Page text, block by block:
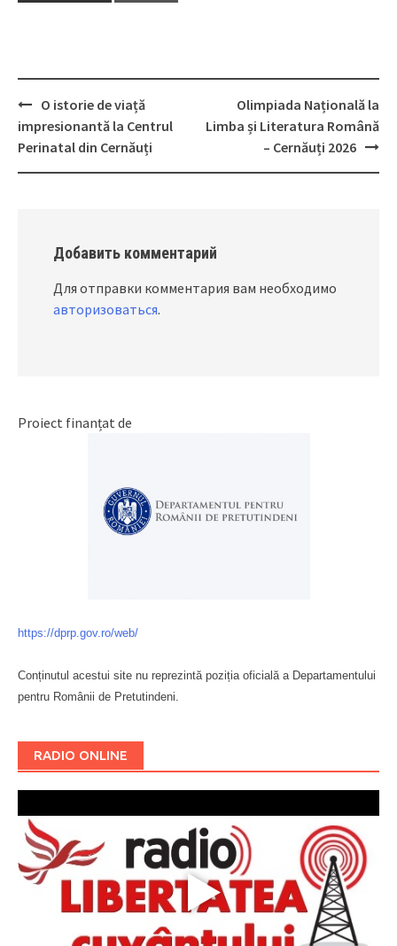
Post
navigation
O istorie de viață
impresionantă la Centrul
Perinatal din Cernăuți
Olimpiada Națională la
Limba și Literatura Română
– Cernăuți 2026
Добавить комментарий
Для отправки комментария вам необходимо
авторизоваться.
Proiect finanțat de
https://dprp.gov.ro/web/
Conținutul acestui site nu reprezintă poziția oficială a Departamentului
pentru Românii de Pretutindeni.
RADIO ONLINE